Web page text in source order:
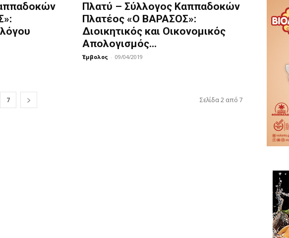
Πλατύ – Σύλλογος Καππαδοκών
Πλατέος «Ο ΒΑΡΑΣΟΣ»:
Διοικητικός και Οικονομικός
Απολογισμός...
Έμβολος - 09/04/2019
7 Σελίδα 2 από 7